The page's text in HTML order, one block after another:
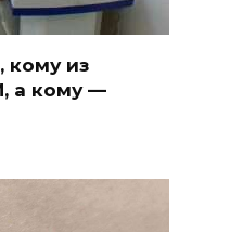
кому из
а кому —